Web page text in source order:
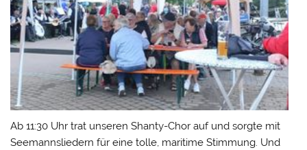
Ab 11:30 Uhr trat unseren Shanty-Chor auf und sorgte mit
Seemannsliedern für eine tolle, maritime Stimmung. Und